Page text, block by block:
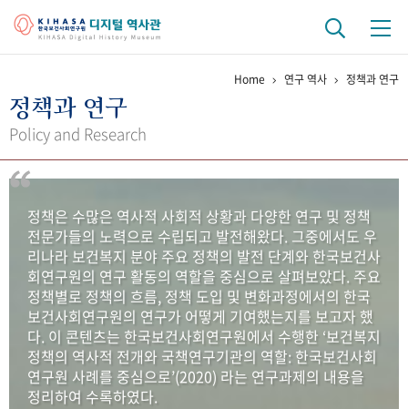
걸어온 길 기관 변천사
연구 역사
정책과 연구 키워드로 보는 연구 역사
연구자들
간행물 변천사
기록물 아카이브
사진 아카이브 문서 기록물 행정박물 영상 기록물
50+1주년 기념
Home 연구 역사 정책과 연구
정책과 연구
Policy and Research
정책은 수많은 역사적 사회적 상황과 다양한 연구 및 정책
전문가들의 노력으로 수립되고 발전해왔다. 그중에서도 우
리나라 보건복지 분야 주요 정책의 발전 단계와 한국보건사
회연구원의 연구 활동의 역할을 중심으로 살펴보았다. 주요
정책별로 정책의 흐름, 정책 도입 및 변화과정에서의 한국
보건사회연구원의 연구가 어떻게 기여했는지를 보고자 했
다. 이 콘텐츠는 한국보건사회연구원에서 수행한 ‘보건복지
정책의 역사적 전개와 국책연구기관의 역할: 한국보건사회
연구원 사례를 중심으로’(2020) 라는 연구과제의 내용을
정리하여 수록하였다.